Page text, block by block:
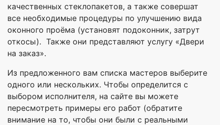
качественных стеклопакетов, а также совершат
все необходимые процедуры по улучшению вида
оконного проёма (установят подоконник, затрут
откосы). Также они представляют услугу «Двери
на заказ».
Из предложенного вам списка мастеров выберите
одного или нескольких. Чтобы определится с
выбором исполнителя, на сайте вы можете
пересмотреть примеры его работ (обратите
внимание на то, чтобы они были с реальными